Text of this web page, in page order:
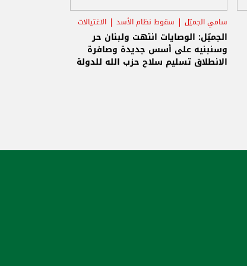
سامي الجميّل سقوط نظام الأسد الاغتيالات
الجميّل: الوصايات انتهت ولبنان حر
وسنبنيه على أسس جديدة وصافرة
الانطلاق تسليم سلاح حزب الله للدولة